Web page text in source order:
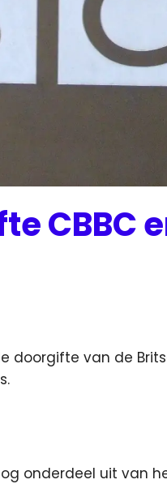
CBBC
doorgifte van de
onderdeel uit van